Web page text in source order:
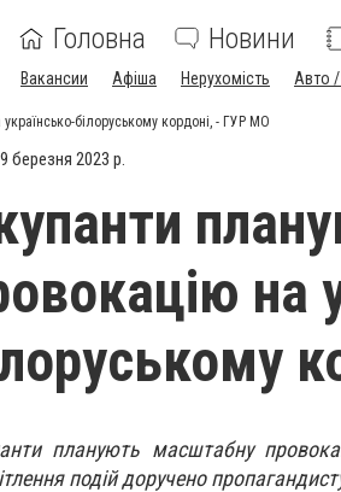
Головна Новини
Вакансии Афіша Нерухомість Авто
білоруському кордоні, - ГУР МО
березня 2023 р.
на
планують масштабну
подій доручено